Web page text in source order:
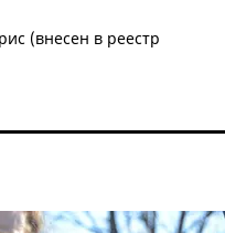
(внесен в реестр